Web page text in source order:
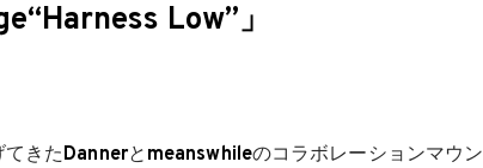
Low”」
きたDannerと meanswhileのコラボレーションマウン